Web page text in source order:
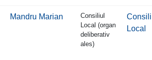
Mandru Marian
Consiliul
Local (organ
deliberativ
ales)
Local